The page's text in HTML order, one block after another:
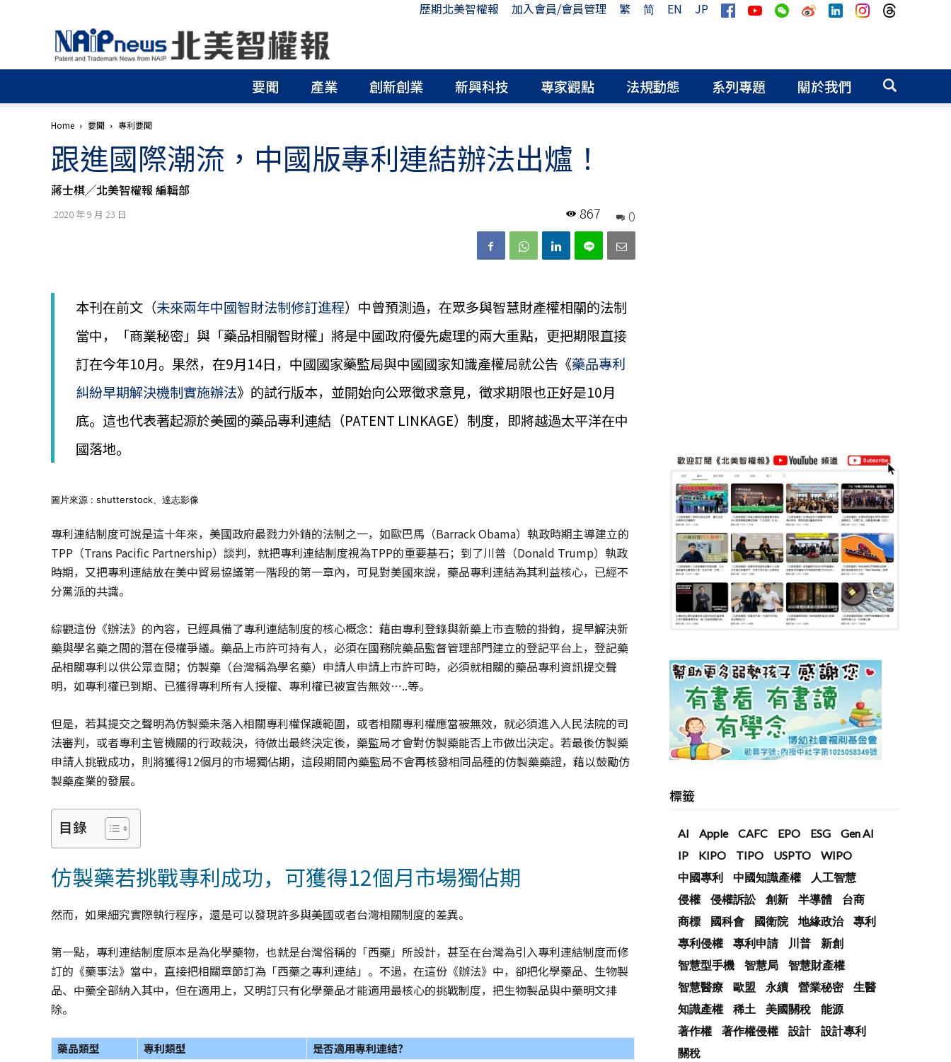
歷期北美智權報 加入會員/會員管理 繁 简 EN
JP
北
美
智
權
│
申
請
│
析
智
權
顧
問
│
專
美
專
利
要聞 產業 創新創業 新興科技 專家觀點 法規動態 系列專題 關於我們
Home 要聞 專利要聞
跟進國際潮流，中國版專利連結辦法出爐！
蔣士棋╱北美智權報 編輯部
2020 年 9 月 23 日 0
867
本刊在前文（未來兩年中國智財法制修訂進程）中曾預測過，在眾多與智慧財產權相關的法制
當中，「商業秘密」與「藥品相關智財權」將是中國政府優先處理的兩大重點，更把期限直接
訂在今年10月。果然，在9月14日，中國國家藥監局與中國國家知識產權局就公告《藥品專利
糾紛早期解決機制實施辦法》的試行版本，並開始向公眾徵求意見，徵求期限也正好是10月
底。這也代表著起源於美國的藥品專利連結（PATENT LINKAGE）制度，即將越過太平洋在中
國落地。
圖片來源 : shutterstock、達志影像
專利連結制度可說是這十年來，美國政府最戮力外銷的法制之一，如歐巴馬（Barrack Obama）執政時期主導建立的
TPP（Trans Pacific Partnership）談判，就把專利連結制度視為TPP的重要基石；到了川普（Donald Trump）執政
時期，又把專利連結放在美中貿易協議第一階段的第一章內，可見對美國來說，藥品專利連結為其利益核心，已經不
分黨派的共識。
綜觀這份《辦法》的內容，已經具備了專利連結制度的核心概念：藉由專利登錄與新藥上市查驗的掛鉤，提早解決新
藥與學名藥之間的潛在侵權爭議。藥品上市許可持有人，必須在國務院藥品監督管理部門建立的登記平台上，登記藥
品相關專利以供公眾查閱；仿製藥（台灣稱為學名藥）申請人申請上市許可時，必須就相關的藥品專利資訊提交聲
明，如專利權已到期、已獲得專利所有人授權、專利權已被宣告無效…..等。
但是，若其提交之聲明為仿製藥未落入相關專利權保護範圍，或者相關專利權應當被無效，就必須進入人民法院的司
法審判，或者專利主管機關的行政裁決，待做出最終決定後，藥監局才會對仿製藥能否上市做出決定。若最後仿製藥
申請人挑戰成功，則將獲得12個月的市場獨佔期，這段期間內藥監局不會再核發相同品種的仿製藥藥證，藉以鼓勵仿
製藥產業的發展。
目錄
仿製藥若挑戰專利成功，可獲得12個月市場獨佔期
然而，如果細究實際執行程序，還是可以發現許多與美國或者台灣相關制度的差異。
第一點，專利連結制度原本是為化學藥物，也就是台灣俗稱的「西藥」所設計，甚至在台灣為引入專利連結制度而修
訂的《藥事法》當中，直接把相關章節訂為「西藥之專利連結」。不過，在這份《辦法》中，卻把化學藥品、生物製
品、中藥全部納入其中，但在適用上，又明訂只有化學藥品才能適用最核心的挑戰制度，把生物製品與中藥明文排
除。
藥品類型 專利類型
是否適用專利連結？
標籤
AI Apple CAFC EPO ESG
Gen AI
IP
KIPO TIPO USPTO
WIPO
中國專利
中國知識產權
人工智慧
侵權
侵權訴訟 創新 半導體
台商
商標
國科會 國衛院 地緣政治
專利
專利侵權
專利申請 川普
新創
智慧型手機
智慧局
智慧財產權
智慧醫療
歐盟 永續 營業秘密
生醫
知識產權
稀土 美國關稅
能源
著作權
著作權侵權 設計
設計專利
關稅